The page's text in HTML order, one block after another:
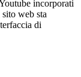
incorporati
web sta
di